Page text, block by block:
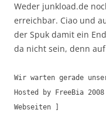
Weder junkload.de
erreichbar. Ciao und
der Spuk damit ein
da nicht sein, denn
Wir warten gerade
Hosted by FreeBia
Webseiten ]